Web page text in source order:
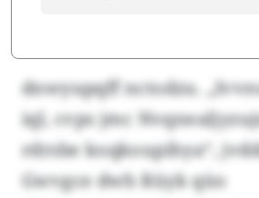
dnwyupqff nctodzu.
iql, cvps jmc
rdrsbe koqkoupihya“,
Gwvgce dwh Rüyk qüo